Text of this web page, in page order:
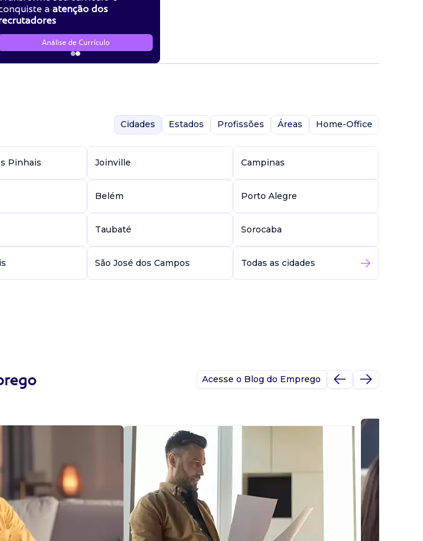
a atenção dos
Análise de Currículo
Cidades Estados Profissões Áreas Home-Office
Pinhais Joinville Campinas
Belém Porto Alegre
Taubaté Sorocaba
São José dos Campos Todas as cidades
Acesse o Blog do Emprego